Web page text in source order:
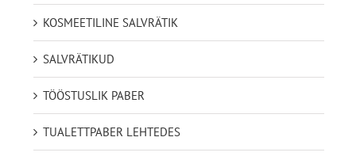
KOSMEETILINE SALVRÄTIK
SALVRÄTIKUD
TÖÖSTUSLIK PABER
TUALETTPABER LEHTEDES